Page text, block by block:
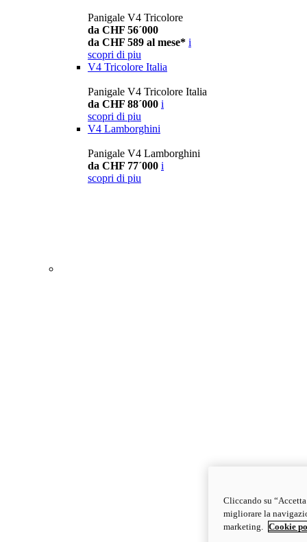
Panigale V4 Tricolore
da CHF 56´000
da CHF 589 al mese* i
scopri di piu
V4 Tricolore Italia
Panigale V4 Tricolore Italia
da CHF 88´000 i
scopri di piu
V4 Lamborghini
Panigale V4 Lamborghini
da CHF 77´000 i
scopri di piu
Cliccando su
migliorare la
marketing.
Cookie